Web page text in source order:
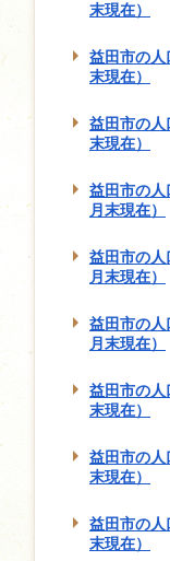
末現在）
益田市の
末現在）
益田市の
末現在）
益田市の
月末現在）
益田市の
月末現在）
益田市の
月末現在）
益田市の人
末現在）
益田市の
末現在）
益田市の
末現在）